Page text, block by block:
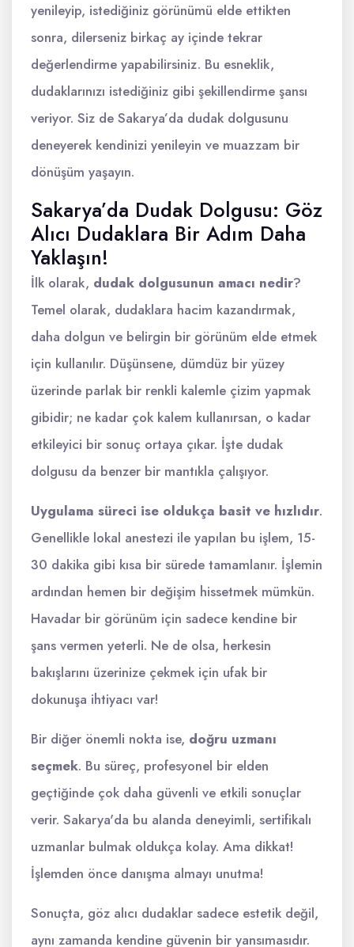
yenileyip, istediğiniz görünümü elde ettikten
sonra, dilerseniz birkaç ay içinde tekrar
değerlendirme yapabilirsiniz. Bu esneklik,
dudaklarınızı istediğiniz gibi şekillendirme şansı
veriyor. Siz de Sakarya’da dudak dolgusunu
deneyerek kendinizi yenileyin ve muazzam bir
dönüşüm yaşayın.
Sakarya’da Dudak Dolgusu: Göz
Alıcı Dudaklara Bir Adım Daha
Yaklaşın!
İlk olarak, dudak dolgusunun amacı nedir?
Temel olarak, dudaklara hacim kazandırmak,
daha dolgun ve belirgin bir görünüm elde etmek
için kullanılır. Düşünsene, dümdüz bir yüzey
üzerinde parlak bir renkli kalemle çizim yapmak
gibidir; ne kadar çok kalem kullanırsan, o kadar
etkileyici bir sonuç ortaya çıkar. İşte dudak
dolgusu da benzer bir mantıkla çalışıyor.
Uygulama süreci ise oldukça basit ve hızlıdır.
Genellikle lokal anestezi ile yapılan bu işlem, 15-
30 dakika gibi kısa bir sürede tamamlanır. İşlemin
ardından hemen bir değişim hissetmek mümkün.
Havadar bir görünüm için sadece kendine bir
şans vermen yeterli. Ne de olsa, herkesin
bakışlarını üzerinize çekmek için ufak bir
dokunuşa ihtiyacı var!
Bir diğer önemli nokta ise, doğru uzmanı
seçmek. Bu süreç, profesyonel bir elden
geçtiğinde çok daha güvenli ve etkili sonuçlar
verir. Sakarya'da bu alanda deneyimli, sertifikalı
uzmanlar bulmak oldukça kolay. Ama dikkat!
İşlemden önce danışma almayı unutma!
Sonuçta, göz alıcı dudaklar sadece estetik değil,
aynı zamanda kendine güvenin bir yansımasıdır.